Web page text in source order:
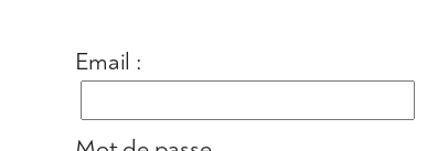
Email :